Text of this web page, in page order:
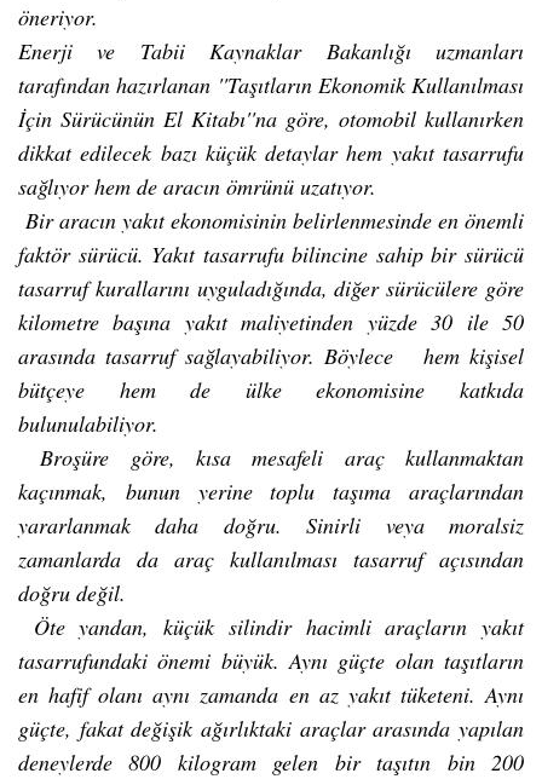
öneriyor.
Enerji ve Tabii Kaynaklar Bakanlığı uzmanları
tarafından hazırlanan ''Taşıtların Ekonomik Kullanılması
İçin Sürücünün El Kitabı''na göre, otomobil kullanırken
dikkat edilecek bazı küçük detaylar hem yakıt tasarrufu
sağlıyor hem de aracın ömrünü uzatıyor.
Bir aracın yakıt ekonomisinin belirlenmesinde en önemli
faktör sürücü. Yakıt tasarrufu bilincine sahip bir sürücü
tasarruf kurallarını uyguladığında, diğer sürücülere göre
kilometre başına yakıt maliyetinden yüzde 30 ile 50
arasında tasarruf sağlayabiliyor. Böylece hem kişisel
bütçeye hem de ülke ekonomisine katkıda
bulunulabiliyor.
Broşüre göre, kısa mesafeli araç kullanmaktan
kaçınmak, bunun yerine toplu taşıma araçlarından
yararlanmak daha doğru. Sinirli veya moralsiz
zamanlarda da araç kullanılması tasarruf açısından
doğru değil.
Öte yandan, küçük silindir hacimli araçların yakıt
tasarrufundaki önemi büyük. Aynı güçte olan taşıtların
en hafif olanı aynı zamanda en az yakıt tüketeni. Aynı
güçte, fakat değişik ağırlıktaki araçlar arasında yapılan
deneylerde 800 kilogram gelen bir taşıtın bin 200